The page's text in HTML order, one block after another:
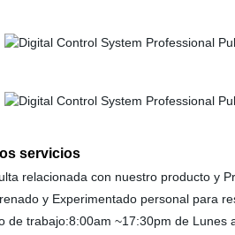
servicios
relacionada con nuestro producto y
y Experimentado personal para
de trabajo:8:00am ~17:30pm de Lunes